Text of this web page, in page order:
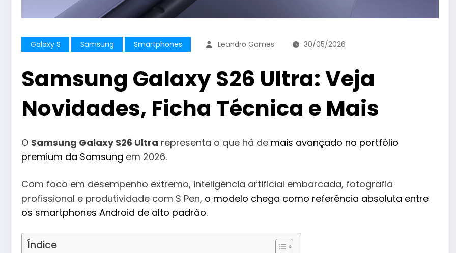
Galaxy S Samsung Smartphones Leandro Gomes 30/05/2026
Samsung Galaxy S26 Ultra: Veja
Novidades, Ficha Técnica e Mais
O Samsung Galaxy S26 Ultra representa o que há de mais avançado no portfólio
premium da Samsung em 2026.
Com foco em desempenho extremo, inteligência artificial embarcada, fotografia
profissional e produtividade com S Pen, o modelo chega como referência absoluta entre
os smartphones Android de alto padrão.
Índice